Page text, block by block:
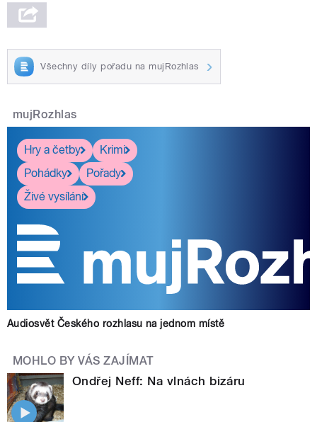
Všechny díly pořadu na mujRozhlas
mujRozhlas
Hry a četby
Krimi
Pohádky
Pořady
Živé vysílání
Audiosvět Českého rozhlasu na jednom místě
MOHLO BY VÁS ZAJÍMAT
Ondřej Neff: Na vlnách bizáru